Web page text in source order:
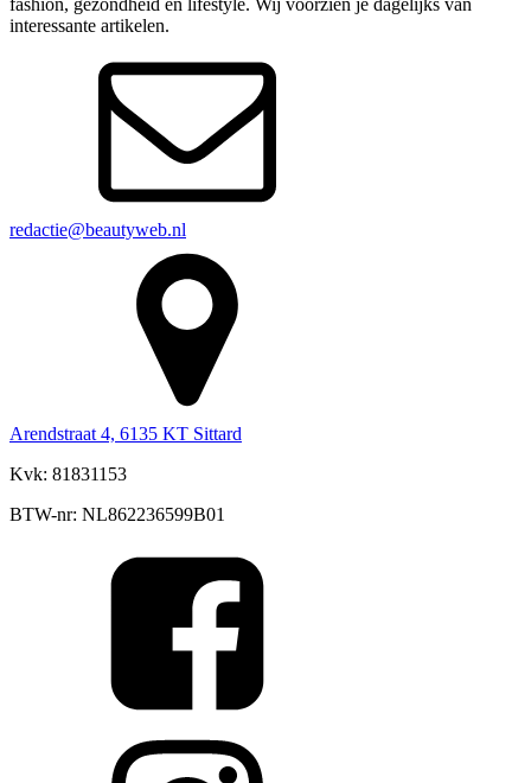
fashion, gezondheid en lifestyle. Wij voorzien je dagelijks van
interessante artikelen.
redactie@beautyweb.nl
Arendstraat 4, 6135 KT Sittard
Kvk: 81831153
BTW-nr: NL862236599B01